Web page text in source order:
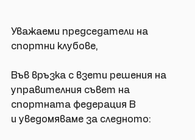
Уважаеми председатели на
спортни клубове,
Във връзка с взети решения на
управителния съвет на
спортната федерация В
и уведомяваме за следното: